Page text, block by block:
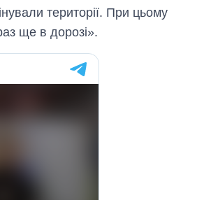
території. При цьому
ще в дорозі».